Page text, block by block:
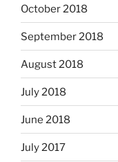
October 2018
September 2018
August 2018
July 2018
June 2018
July 2017